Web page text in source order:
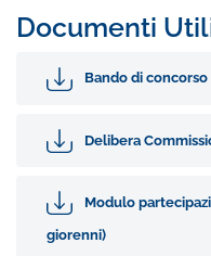
Documenti
Bando di
Delibera
Modulo
giorenni)